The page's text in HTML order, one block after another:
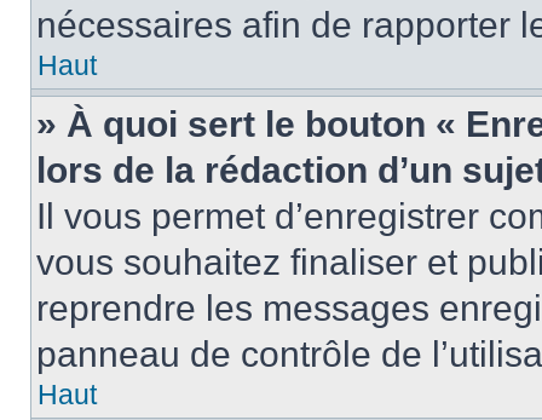
nécessaires afin de rapporter
Haut
» À quoi sert le bouton «
lors de la rédaction d’un
Il vous permet d’enregistrer
vous souhaitez finaliser et
reprendre les messages
panneau de contrôle de
Haut